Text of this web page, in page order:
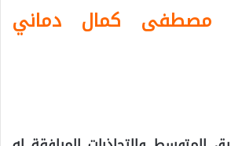
مصطفى كمال دماني